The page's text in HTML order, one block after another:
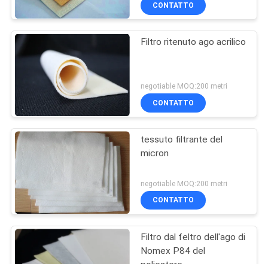
CONTATTO
Filtro ritenuto ago acrilico
negotiable MOQ:200 metri
CONTATTO
tessuto filtrante del
micron
negotiable MOQ:200 metri
CONTATTO
Filtro dal feltro dell'ago di
Nomex P84 del